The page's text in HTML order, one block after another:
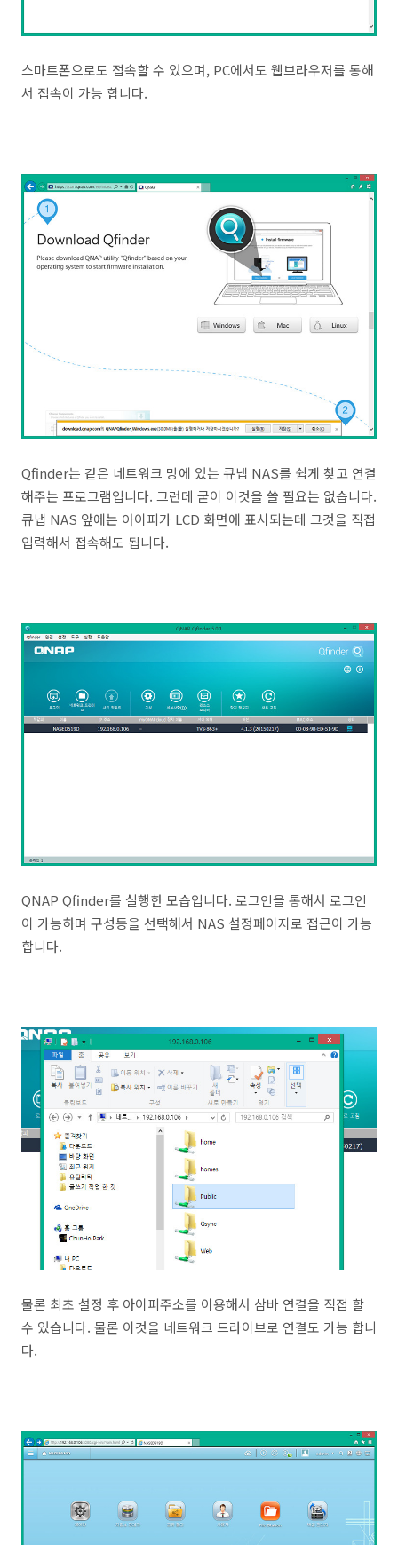
스마트폰으로도 접속할 수 있으며, PC에서도 웹브라우저를 통해
서 접속이 가능 합니다.
Qfinder는 같은 네트워크 망에 있는 큐냅 NAS를 쉽게 찾고 연결
해주는 프로그램입니다. 그런데 굳이 이것을 쓸 필요는 없습니다.
큐냅 NAS 앞에는 아이피가 LCD 화면에 표시되는데 그것을 직접
입력해서 접속해도 됩니다.
QNAP Qfinder를 실행한 모습입니다. 로그인을 통해서 로그인
이 가능하며 구성등을 선택해서 NAS 설정페이지로 접근이 가능
합니다.
물론 최초 설정 후 아이피주소를 이용해서 삼바 연결을 직접 할
수 있습니다. 물론 이것을 네트워크 드라이브로 연결도 가능 합니
다.